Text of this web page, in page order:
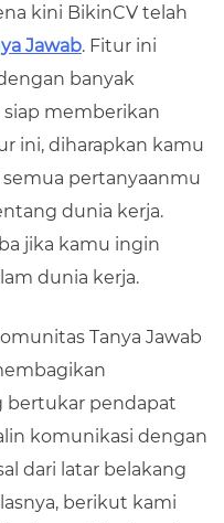
kini BikinCV telah
Jawab. Fitur ini
banyak
memberikan
ini, diharapkan kamu
pertanyaanmu
dunia kerja.
jika kamu ingin
dunia kerja.
Tanya Jawab
bertukar pendapat
komunikasi dengan
dari latar belakang
berikut kami